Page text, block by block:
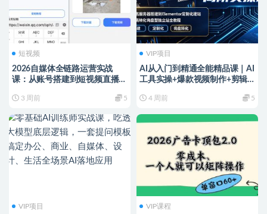
短视频
2026自媒体全链路运营实战
课：从账号搭建到短视频直播变
3 周前 5
VIP项目
AI从入门到精通全能精品课｜AI
工具实操+爆款视频制作+剪辑
效赋能全教程
4 周前 5
VIP项目 VIP课程